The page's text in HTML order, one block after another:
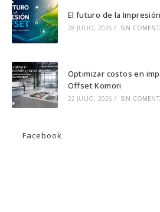
El futuro de la
28 JULIO, 2026 / SIN
Optimizar costos en
Offset Komori
22 JULIO, 2026 / SIN
Facebook